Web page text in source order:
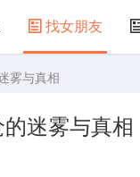
找女朋友
雾与真相
迷雾与真相